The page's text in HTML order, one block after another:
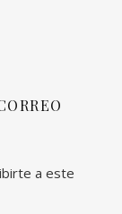
a este